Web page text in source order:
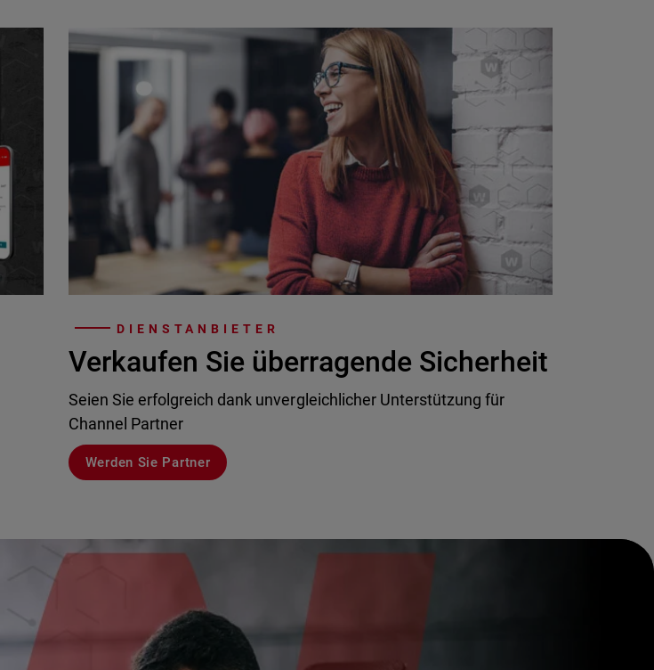
DIENSTANBIETER
Verkaufen Sie überragende Sicherheit
Seien Sie erfolgreich dank unvergleichlicher Unterstützung für
Channel Partner
Werden Sie Partner